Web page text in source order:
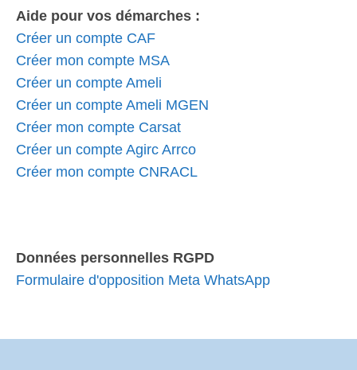
Aide pour vos démarches :
Créer un compte CAF
Créer mon compte MSA
Créer un compte Ameli
Créer un compte Ameli MGEN
Créer mon compte Carsat
Créer un compte Agirc Arrco
Créer mon compte CNRACL
Données personnelles RGPD
Formulaire d'opposition Meta WhatsApp